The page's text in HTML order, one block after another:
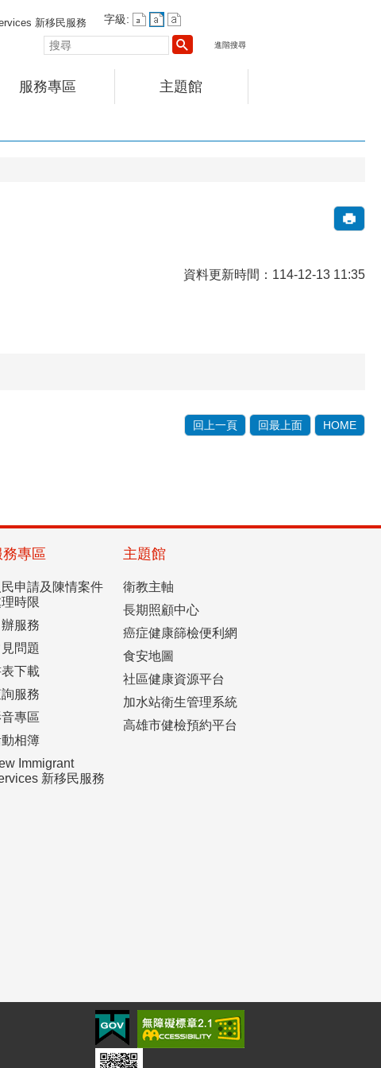
新移民服務
字級:
尋
進階搜尋
服務專區 主題館
資料更新時間：114-12-13 11:35
回上一頁 回最上面 HOME
務專區
民申請及陳情案件
理時限
服務
問題
下載
服務
專區
相簿
Immigrant
新移民服務
主題館
衛教主軸
長期照顧中心
癌症健康篩檢便利網
食安地圖
社區健康資源平台
加水站衛生管理系統
高雄市健檢預約平台